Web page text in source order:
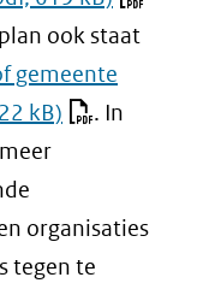
ook staat
gemeente
kB)
. In
organisaties
tegen te